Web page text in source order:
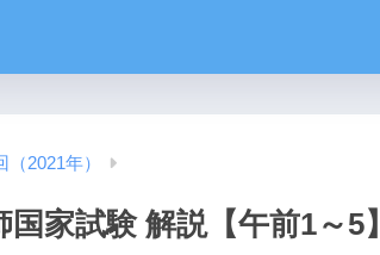
（2021年）
家試験 解説【午前1～5】